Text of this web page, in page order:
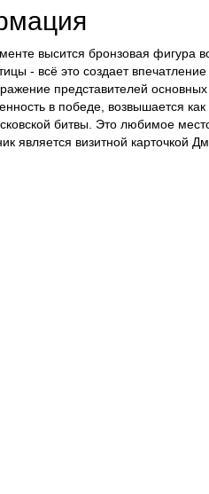
высится бронзовая фигура
- всё это создает
представителей
в победе, возвышается
битвы. Это любимое
является визитной карточкой